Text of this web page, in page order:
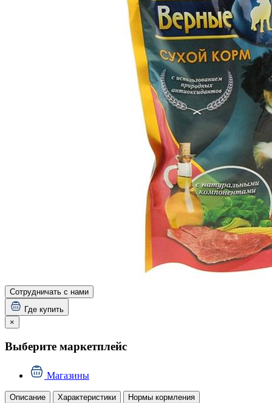
Сотрудничать с нами
Где купить
×
Выберите маркетплейс
Магазины
Описание Характеристики Нормы кормления